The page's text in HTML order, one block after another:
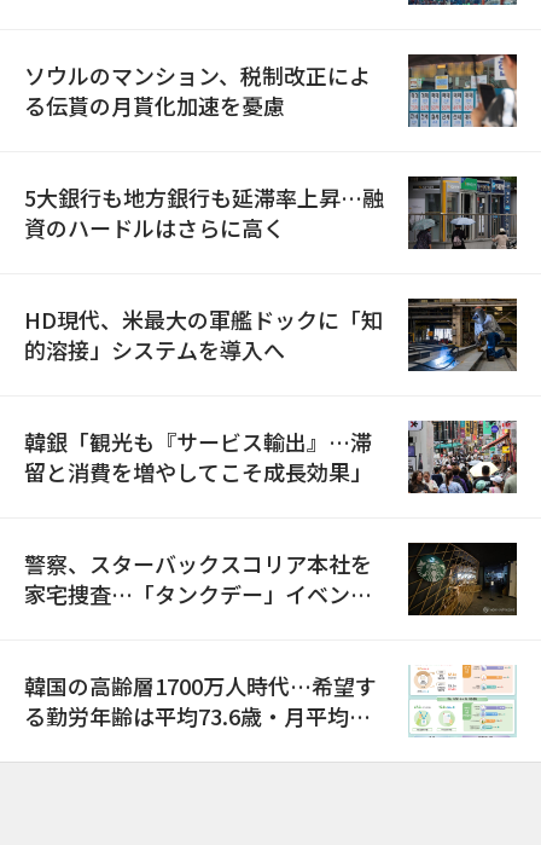
ソウルのマンション、税制改正によ
る伝貰の月貰化加速を憂慮
5大銀行も地方銀行も延滞率上昇…融
資のハードルはさらに高く
HD現代、米最大の軍艦ドックに「知
的溶接」システムを導入へ
韓銀「観光も『サービス輸出』…滞
留と消費を増やしてこそ成長効果」
警察、スターバックスコリア本社を
家宅捜査…「タンクデー」イベント
韓国の高齢層1700万人時代…希望す
る勤労年齢は平均73.6歳・月平均賃